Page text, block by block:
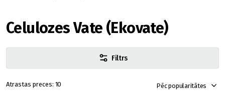
Celulozes Vate (Ekovate)
Filtrs
10 Pēc popularitātes